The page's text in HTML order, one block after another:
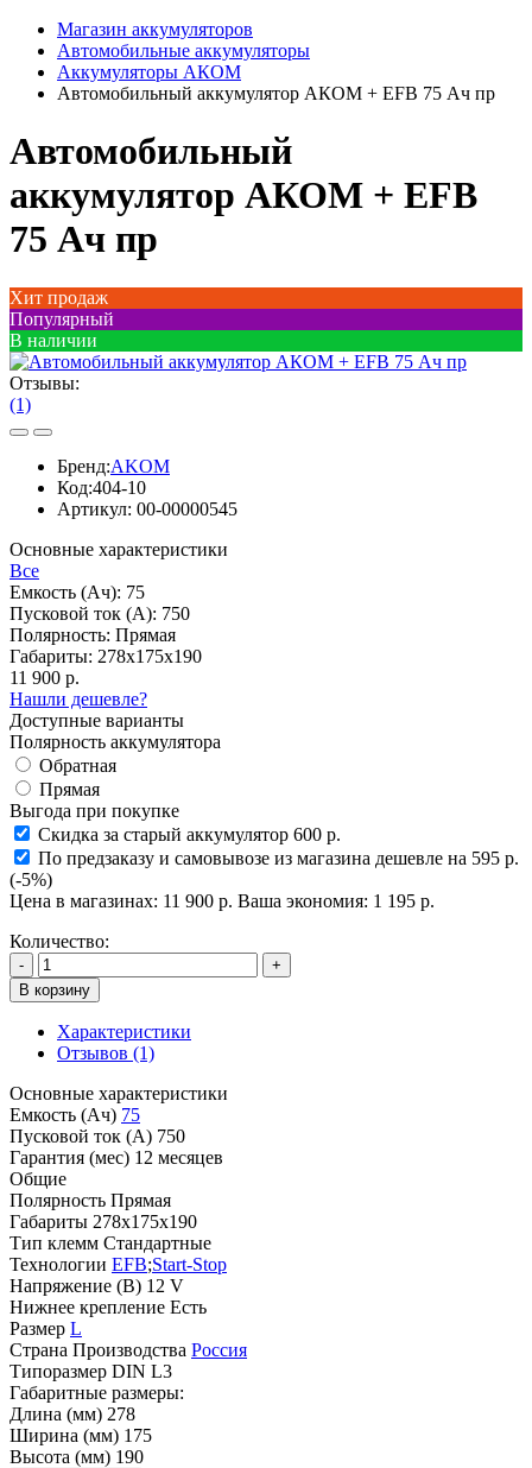
Магазин аккумуляторов
Автомобильные аккумуляторы
Аккумуляторы АКОМ
Автомобильный аккумулятор АКОМ + EFB 75 Ач пр
Автомобильный
аккумулятор АКОМ + EFB
75 Ач пр
Хит продаж
Популярный
В наличии
Отзывы:
(1)
Бренд:AKOM
Код:404-10
Артикул: 00-00000545
Основные характеристики
Все
Емкость (Ач): 75
Пусковой ток (А): 750
Полярность: Прямая
Габариты: 278x175x190
11 900 р.
Нашли дешевле?
Доступные варианты
Полярность аккумулятора
Обратная
Прямая
Выгода при покупке
Скидка за старый аккумулятор 600 р.
По предзаказу и самовывозе из магазина дешевле на 595 р.
(-5%)
Цена в магазинах: 11 900 р. Ваша экономия: 1 195 р.
Количество:
-
+
В корзину
Характеристики
Отзывов (1)
Основные характеристики
Емкость (Ач) 75
Пусковой ток (А) 750
Гарантия (мес) 12 месяцев
Общие
Полярность Прямая
Габариты 278x175x190
Тип клемм Стандартные
Технологии EFB;Start-Stop
Напряжение (В) 12 V
Нижнее крепление Есть
Размер L
Страна Производства Россия
Типоразмер DIN L3
Габаритные размеры:
Длина (мм) 278
Ширина (мм) 175
Высота (мм) 190